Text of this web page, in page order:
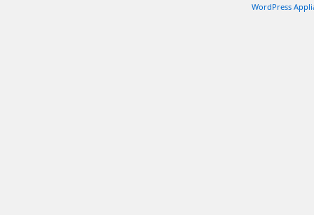
WordPress